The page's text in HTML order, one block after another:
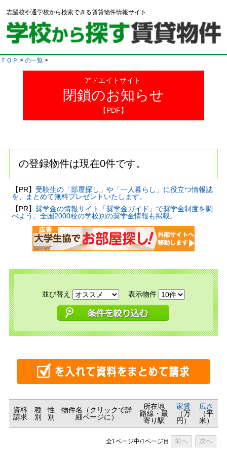
志望校や通学校から検索できる賃貸物件情報サイト
ＴＯＰ > の一覧 >
アドエイトサイト
閉鎖のお知らせ
【PDF】
の登録物件は現在0件です。
【PR】 受験生の「部屋探し」や「一人暮らし」に役立つ情報誌
を、まとめて無料プレゼントいたします。
【PR】 奨学金の情報サイト「奨学金ガイド」で奨学金制度を調
べよう。全国2000校の学校別の奨学金情報も掲載。
並び替え 表示物件
資料
請求
種
別
性
別
物件名（クリックで詳
細ページに）
所在地
路線・最
寄り駅
家賃
（万
円）
広さ
（平
米）
全1ページ中/1ページ目 前へ 次へ